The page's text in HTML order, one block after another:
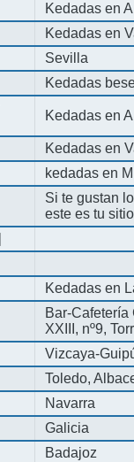
Kedadas en
Kedadas en
Sevilla
Kedadas
Kedadas en
Kedadas en
kedadas en
Si te gustan
este es tu
Kedadas en
Bar-
XXIII, nº9,
Vizcaya-
Toledo,
Navarra
Galicia
Badajoz